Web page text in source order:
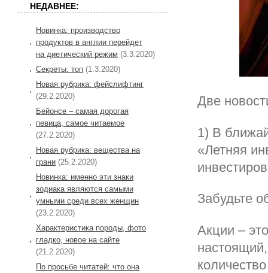
Две
1) В
«Летняя
Забудьте
Акции –
НЕДАВНЕЕ:
Новинка: производство
продуктов в англии перейдет
на диетический режим (3.3.2020)
Секреты: топ (1.3.2020)
Новая рубрика: фейслифтинг
(29.2.2020)
Бейонсе – самая дорогая
певица, самое читаемое
(27.2.2020)
Новая рубрика: вещества на
грани (25.2.2020)
Новинка: именно эти знаки
зодиака являются самыми
умными среди всех женщин
(23.2.2020)
Характеристика породы, фото
гладко, новое на сайте
(21.2.2020)
По просьбе читатей: что она